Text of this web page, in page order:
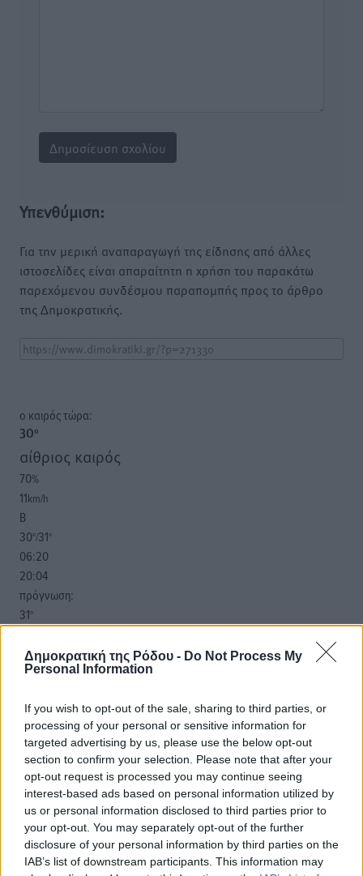
Δημοκρατική της Ρόδου - Do Not Process My
Personal Information
If you wish to opt-out of the sale, sharing to third parties, or
processing of your personal or sensitive information for
targeted advertising by us, please use the below opt-out
section to confirm your selection. Please note that after your
opt-out request is processed you may continue seeing
interest-based ads based on personal information utilized by
us or personal information disclosed to third parties prior to
your opt-out. You may separately opt-out of the further
disclosure of your personal information by third parties on the
IAB’s list of downstream participants. This information may
Υπενθύμιση:
Για την μερική αναπαραγωγή της είδησης από άλλες
ιστοσελίδες είναι απαραίτητη η χρήση του παρακάτω
παρεχόμενου συνδέσμου παραπομπής προς το άρθρο
της Δημοκρατικής.
o καιρός τώρα:
30°
αίθριος καιρός
70%
11km/h
Β
30°/31°
06:20
20:04
πρόγνωση:
31°
28°
ΤΕ
ΠΕ
30°
ΠΑ